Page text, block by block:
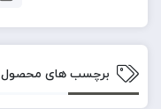
برچسب های محصول